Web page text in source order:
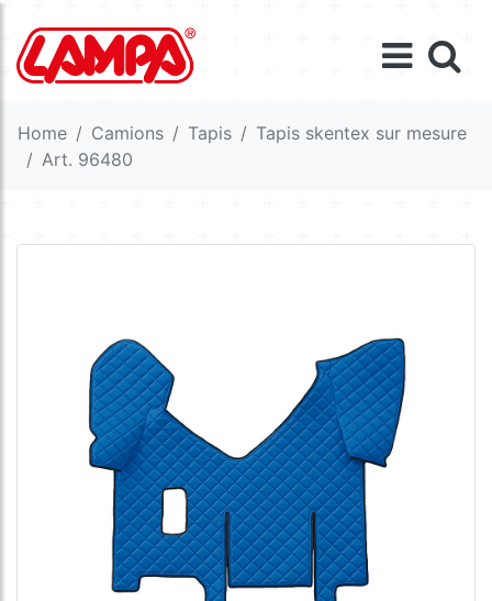
Home Camions Tapis
Tapis skentex sur mesure
Art. 96480